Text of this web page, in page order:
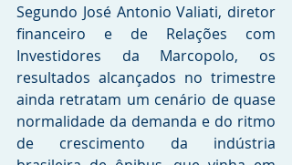
Segundo José Antonio Valiati, diretor
financeiro e de Relações com
Investidores da Marcopolo, os
resultados alcançados no trimestre
ainda retratam um cenário de quase
normalidade da demanda e do ritmo
de crescimento da indústria